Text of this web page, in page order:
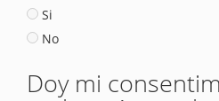
Si
No
Doy mi